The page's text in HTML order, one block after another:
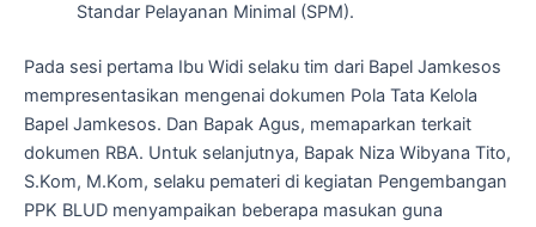
Standar Pelayanan Minimal (SPM).
Pada sesi pertama Ibu Widi selaku tim dari Bapel Jamkesos
mempresentasikan mengenai dokumen Pola Tata Kelola
Bapel Jamkesos. Dan Bapak Agus, memaparkan terkait
dokumen RBA. Untuk selanjutnya, Bapak Niza Wibyana Tito,
S.Kom, M.Kom, selaku pemateri di kegiatan Pengembangan
PPK BLUD menyampaikan beberapa masukan guna